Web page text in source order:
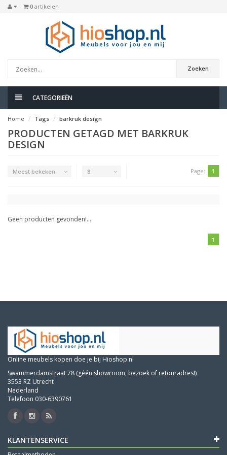
0 artikelen
Zoeken
CATEGORIEËN
Home Tags barkruk design
PRODUCTEN GETAGD MET BARKRUK
DESIGN
Meest bekeken 8 Page: 1
Geen producten gevonden!...
1
Online meubels kopen doe je bij Hioshop.nl
Swammerdamstraat 78 (géén showroom, bezoek of retouradres!)
3553 RZ Utrecht
Nederland
Telefoon 030-6390761
KLANTENSERVICE